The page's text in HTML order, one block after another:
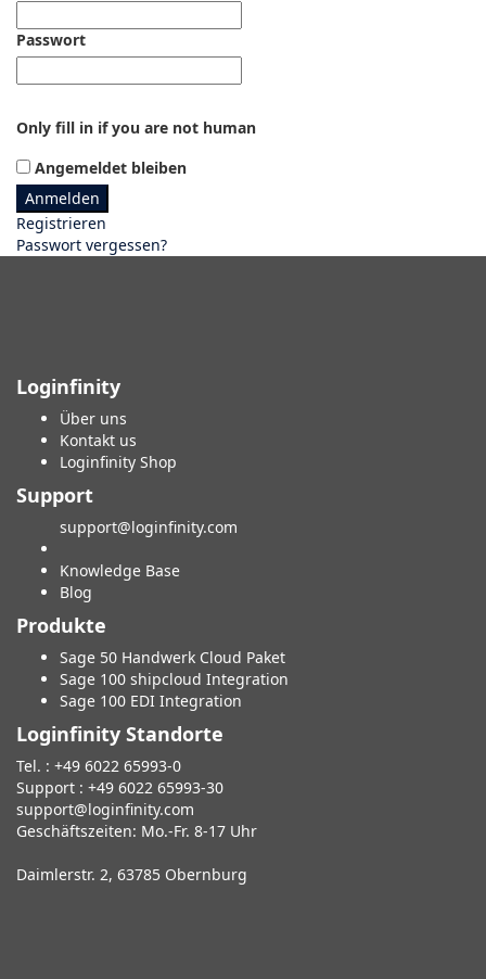
Passwort
Only fill in if you are not human
Angemeldet bleiben
Registrieren
Passwort vergessen?
Loginfinity
Über uns
Kontakt us
Loginfinity Shop
Support
support@loginfinity.com
Knowledge Base
Blog
Produkte
Sage 50 Handwerk Cloud Paket
Sage 100 shipcloud Integration
Sage 100 EDI Integration
Loginfinity Standorte
Tel. : +49 6022 65993-0
Support : +49 6022 65993-30
support@loginfinity.com
Geschäftszeiten: Mo.-Fr. 8-17 Uhr
Daimlerstr. 2, 63785 Obernburg